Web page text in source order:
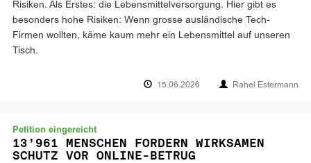
Risiken. Als Erstes: die Lebensmittelversorgung. Hier gibt es
besonders hohe Risiken: Wenn grosse ausländische Tech-
Firmen wollten, käme kaum mehr ein Lebensmittel auf unseren
Tisch.
15.06.2026 Rahel Estermann
Petition eingereicht
13’961 MENSCHEN FORDERN WIRKSAMEN
SCHUTZ VOR ONLINE-BETRUG